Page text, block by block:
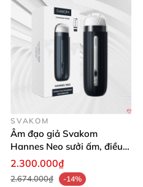
SVAKOM
Âm đạo giả Svakom
Hannes Neo sưởi ấm, điều
khiển app thông minh
2.300.000₫
2.674.000₫
-14%